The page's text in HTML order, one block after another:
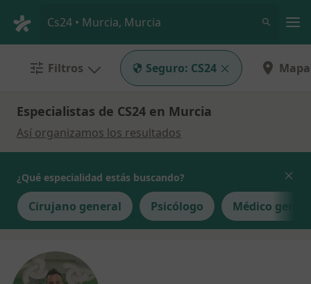
Cs24 • Murcia, Murcia
Filtros Seguro: CS24 Mapa
Especialistas de CS24 en Murcia
Así organizamos los resultados
¿Qué especialidad estás buscando?
Cirujano general Psicólogo Médico